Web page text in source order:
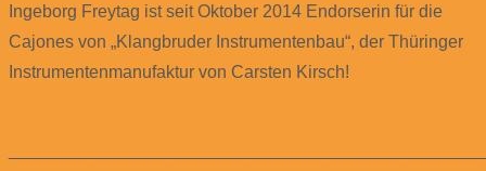
Ingeborg Freytag ist seit Oktober 2014 Endorserin für die
Cajones von „Klangbruder Instrumentenbau“, der Thüringer
Instrumentenmanufaktur von Carsten Kirsch!